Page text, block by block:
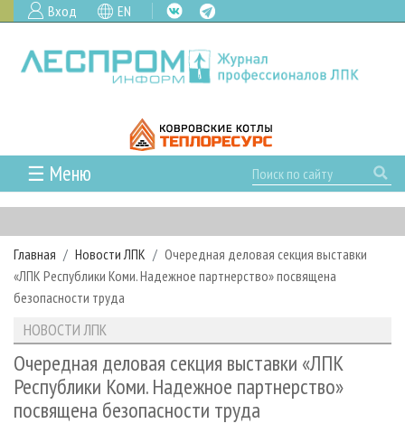
Вход EN
☰ Меню
ГЛАВНАЯ
РУБРИКИ И ТЕМЫ
РУБРИКИ ЖУРНАЛА
ЛЕСНОЕ ХОЗЯЙСТВО
ЛЕСОЗАГОТОВКА
ЛЕСОПИЛЕНИЕ
ДЕРЕВООБРАБОТКА
СУШКА ДРЕВЕСИНЫ
НОВОСТИ
КАЛЕНДАРЬ СОБЫТИЙ
НОВОСТИ ЛПК
НОВОСТИ ЖУРНАЛА
НОВОСТИ КОМПАНИЙ
ПРОЕКТЫ ЛПИ
АНАЛИТИКА
ПРЕДПРИЯТИЯ ЛПК
ЛЕСНЫЕ РЕГИОНЫ РОССИИ
ПЕРСОНЫ
АРХИВ
АРХИВ ЖУРНАЛОВ
СТАТЬИ
О ЖУРНАЛЕ
ПОДПИСКА
КОНТАКТЫ
РЕКЛАМОДАТЕЛЯМ
РЕКЛАМА
Главная Новости ЛПК
Очередная деловая секция выставки
«ЛПК Республики Коми. Надежное партнерство» посвящена
безопасности труда
НОВОСТИ ЛПК
Очередная деловая секция выставки «ЛПК
Республики Коми. Надежное партнерство»
посвящена безопасности труда